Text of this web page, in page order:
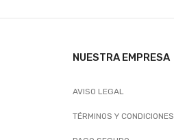
NUESTRA EMPRESA
AVISO LEGAL
TÉRMINOS Y CONDICIONES